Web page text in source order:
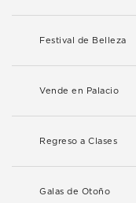
Festival de Belleza
Vende en Palacio
Regreso a Clases
Galas de Otoño